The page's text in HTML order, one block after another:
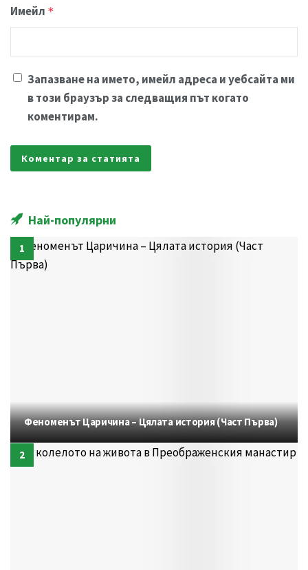
Имейл *
Запазване на името, имейл адреса и уебсайта ми
в този браузър за следващия път когато
коментирам.
Най-популярни
Феноменът Царичина – Цялата история (Част Първа)